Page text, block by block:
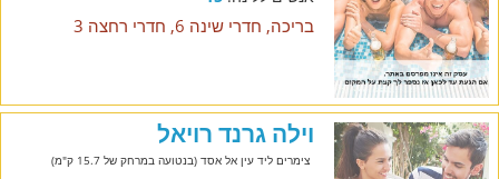
בריכה, חדרי שינה 6, חדרי רחצה 3
וילה גרנד רויאל
צימרים ליד עין אל אסד (בנטועה במרחק של 15.7 ק"מ)